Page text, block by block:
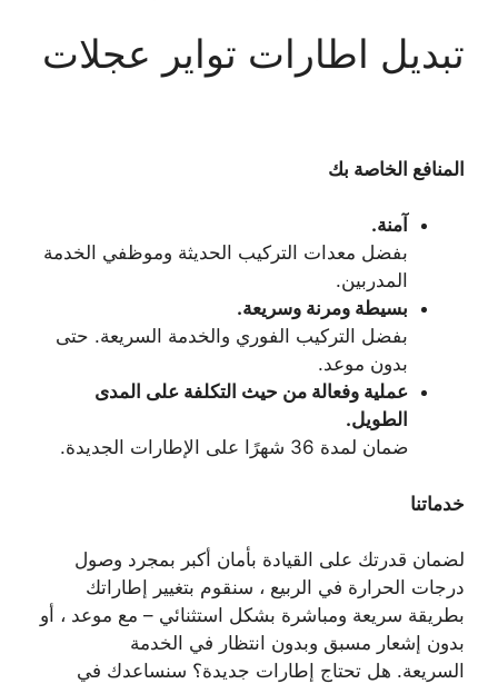
تبديل اطارات تواير عجلات
المنافع الخاصة بك
آمنة.
بفضل معدات التركيب الحديثة وموظفي الخدمة
المدربين.
بسيطة ومرنة وسريعة.
بفضل التركيب الفوري والخدمة السريعة. حتى
بدون موعد.
عملية وفعالة من حيث التكلفة على المدى
الطويل.
ضمان لمدة 36 شهرًا على الإطارات الجديدة.
خدماتنا
لضمان قدرتك على القيادة بأمان أكبر بمجرد وصول
درجات الحرارة في الربيع ، سنقوم بتغيير إطاراتك
بطريقة سريعة ومباشرة بشكل استثنائي – مع موعد ، أو
بدون إشعار مسبق وبدون انتظار في الخدمة
السريعة. هل تحتاج إطارات جديدة؟ سنساعدك في